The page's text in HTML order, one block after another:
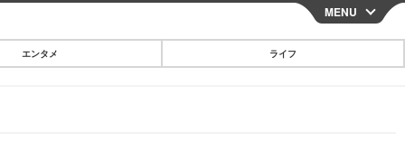
CLOSE
MENU
エンタメ ライフ